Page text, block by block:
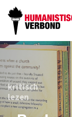
kritisch
lezen